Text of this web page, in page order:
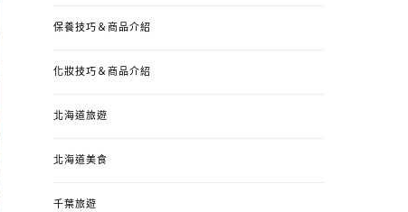
保養技巧＆商品介紹
化妝技巧＆商品介紹
北海道旅遊
北海道美食
千葉旅遊